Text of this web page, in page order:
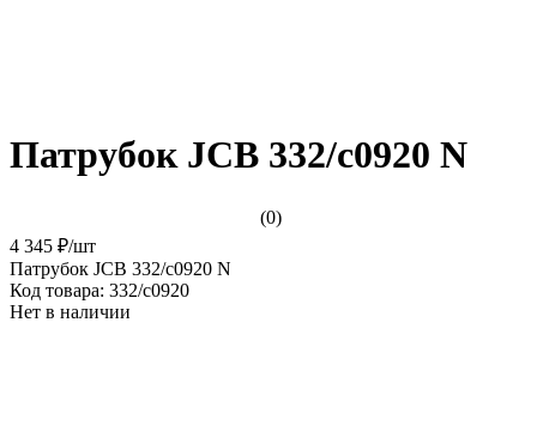
Патрубок JCB 332/c0920 N
(0)
4 345 ₽/шт
Патрубок JCB 332/c0920 N
Код товара: 332/c0920
Нет в наличии